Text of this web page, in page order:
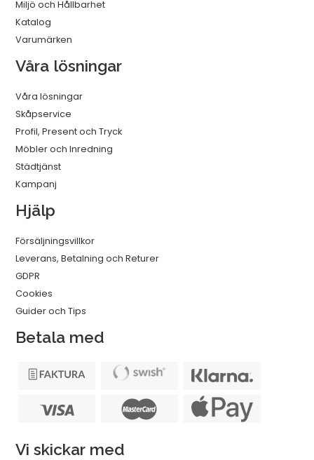
Miljö och Hållbarhet
Katalog
Varumärken
Våra lösningar
Våra lösningar
Skåpservice
Profil, Present och Tryck
Möbler och Inredning
Städtjänst
Kampanj
Hjälp
Försäljningsvillkor
Leverans, Betalning och Returer
GDPR
Cookies
Guider och Tips
Betala med
Vi skickar med